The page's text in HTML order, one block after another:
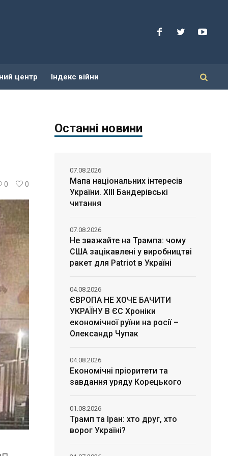
центр Індекс війни
0 0
Останні новини
Мапа національних інтересів
України. ХІІІ Бандерівські
читання
07.08.2026
Не зважайте на Трампа: чому
США зацікавлені у виробництві
ракет для Patriot в Україні
07.08.2026
ЄВРОПА НЕ ХОЧЕ БАЧИТИ
УКРАЇНУ В ЄС Хроніки
економічної руїни на росії –
Олександр Чупак
04.08.2026
Економічні пріоритети та
завдання уряду Корецького
04.08.2026
Трамп та Іран: хто друг, хто
ворог Україні?
01.08.2026